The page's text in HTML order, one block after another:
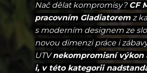
Nač dělat kompromisy? CF
pracovním Gladiatorem z
s moderním designem ze
novou dimenzi práce i
UTVnekompromisní výkon
i, v této kategorii